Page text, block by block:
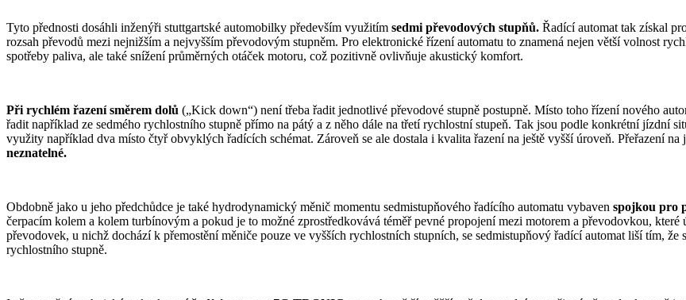
Tyto přednosti dosáhli inženýři stuttgartské automobilky především využitím sedmi převodových stupňů. Řadící automat tak získal
rozsah převodů mezi nejnižším a nejvyšším převodovým stupněm. Pro elektronické řízení automatu to znamená nejen větší volnost
spotřeby paliva, ale také snížení průměrných otáček motoru, což pozitivně ovlivňuje akustický komfort.
Při rychlém řazení směrem dolů („Kick down“) není třeba řadit jednotlivé převodové stupně postupně. Místo toho řízení nového
řadit například ze sedmého rychlostního stupně přímo na pátý a z něho dále na třetí rychlostní stupeň. Tak jsou podle konkrétní jízdní
využity například dva místo čtyř obvyklých řadících schémat. Zároveň se ale dostala i kvalita řazení na ještě vyšší úroveň. Přeřazení
neznatelné.
Obdobně jako u jeho předchůdce je také hydrodynamický měnič momentu sedmistupňového řadícího automatu vybaven spojkou pro
čerpacím kolem a kolem turbínovým a pokud je to možné zprostředkovává téměř pevné propojení mezi motorem a převodovkou, které
převodovek, u nichž dochází k přemostění měniče pouze ve vyšších rychlostních stupních, se sedmistupňový řadící automat liší tím,
rychlostního stupně.